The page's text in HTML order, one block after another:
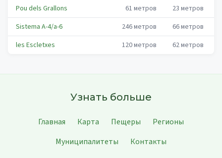
Pou dels Grallons
61 метров 23 метров
Sistema A-4/a-6
246метров 66метров
les Escletxes
120метров 62метров
Узнать больше
Главная Карта Пещеры
Регионы
Муниципалитеты
Контакты